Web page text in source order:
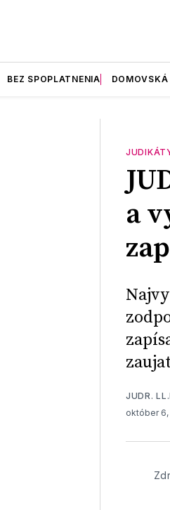
BEZ SPOPLATNENIA
a
JUDR.
október